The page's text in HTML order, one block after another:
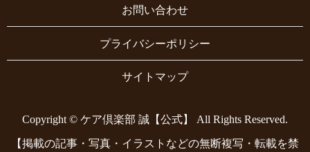
お問い合わせ
プライバシーポリシー
サイトマップ
Copyright © ケア倶楽部 誠【公式】 All Rights Reserved.
【掲載の記事・写真・イラストなどの無断複写・転載を禁